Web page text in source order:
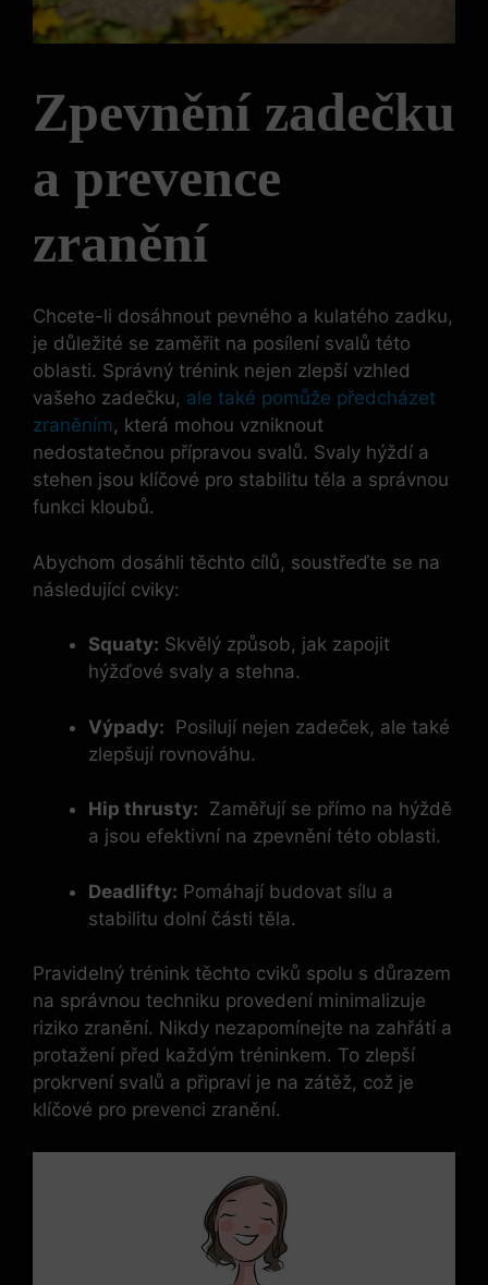
Zpevnění zadečku
a prevence
zranění
Chcete-li dosáhnout pevného a kulatého zadku,
je důležité⁣ se‌ zaměřit na posílení svalů této​
oblasti. Správný trénink ‍nejen zlepší vzhled
vašeho zadečku, ale také pomůže předcházet
zraněním, která mohou vzniknout
nedostatečnou přípravou svalů.‍ Svaly hýždí a
stehen jsou klíčové pro stabilitu těla a správnou
funkci kloubů.
Abychom⁤ dosáhli ⁣těchto cílů, soustřeďte se na
následující cviky:
Squaty: Skvělý způsob, jak zapojit
hýžďové svaly a stehna.
Výpady: ‌ Posilují nejen zadeček, ale také
zlepšují rovnováhu.
Hip thrusty: ​ Zaměřují se přímo‌ na⁤ hýždě
a jsou ‍efektivní na zpevnění této oblasti.
Deadlifty: Pomáhají budovat sílu a
stabilitu dolní ⁢části těla.
Pravidelný​ trénink těchto cviků spolu s důrazem
na správnou techniku provedení minimalizuje
riziko zranění. Nikdy nezapomínejte na ​zahřátí a
​protažení před ‍každým tréninkem. To zlepší
prokrvení svalů a připraví je na zátěž, ⁤což je
klíčové pro prevenci zranění.